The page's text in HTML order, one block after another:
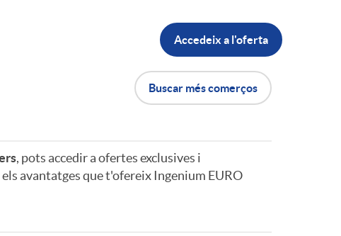
Accedeix a l'oferta
Buscar més comerços
, pots accedir a ofertes exclusives i
avantatges que t'ofereix Ingenium EURO